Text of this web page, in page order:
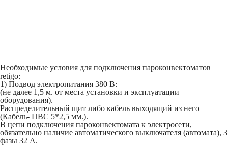
Необходимые условия для подключения пароконвектоматов
retigo:
1) Подвод электропитания 380 В:
(не далее 1,5 м. от места установки и эксплуатации
оборудования).
Распределительный щит либо кабель выходящий из него
(Кабель- ПВС 5*2,5 мм.).
В цепи подключения пароконвектомата к электросети,
обязательно наличие автоматического выключателя (автомата), 3
фазы 32 А.